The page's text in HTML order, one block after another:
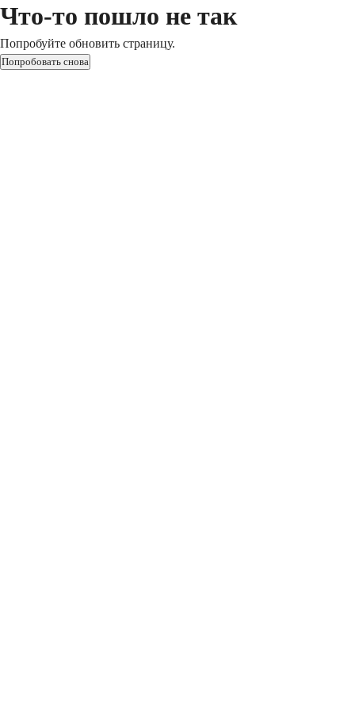
Что-то пошло не так
Попробуйте обновить страницу.
Попробовать снова